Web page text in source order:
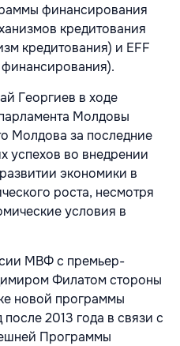
финансирования
кредитования
кредитования) и EFF
Георгиев в ходе
Молдовы
Молдова за последние
успехов во внедрении
экономики в
роста, несмотря
условия в
МВФ с премьер-
Филатом стороны
новой программы
2013 года в связи с
Программы